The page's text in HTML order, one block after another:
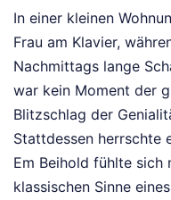
In einer kleinen
Frau am Klavier,
Nachmittags lange
war kein Moment der
Blitzschlag der
Stattdessen herrschte
Em Beihold fühlte
klassischen Sinne